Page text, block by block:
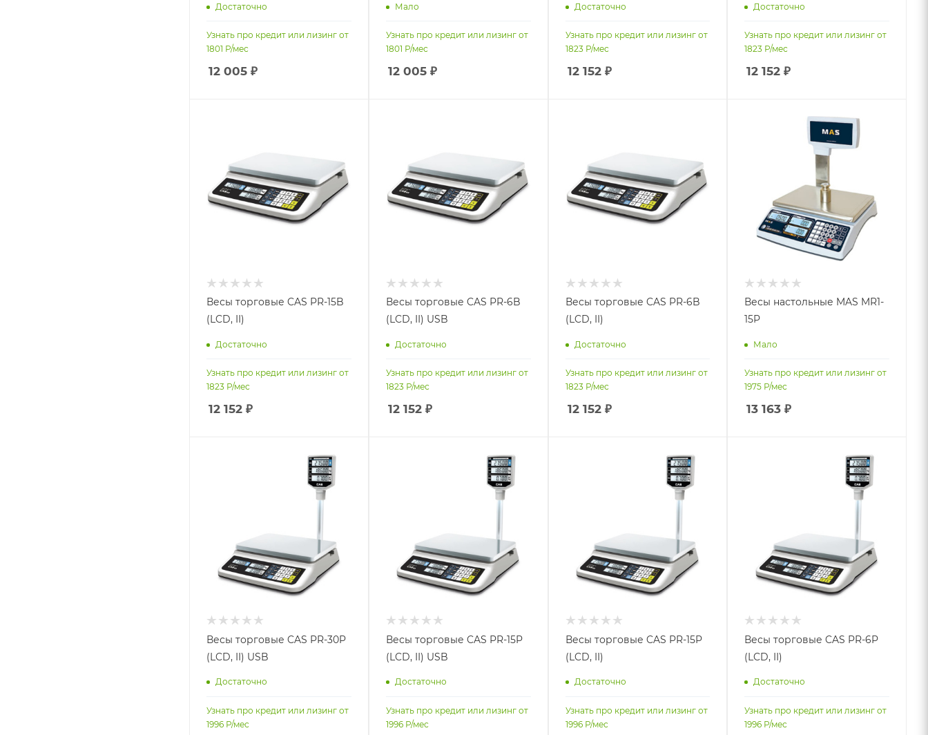
Достаточно
Узнать про кредит или лизинг от
1801 Р/мес
12 005 ₽
Мало
Узнать про кредит или лизинг от
1801 Р/мес
12 005₽
Достаточно
Узнать про кредит или лизинг от
1823Р/мес
12 152₽
Достаточно
Узнать про кредит или лизинг от
1823 Р/мес
12 152 ₽
Весы торговые CAS PR-15B
(LCD, II)
Достаточно
Узнать про кредит или лизинг от
1823 Р/мес
12 152 ₽
Весы торговые CAS PR-6B
(LCD, II) USB
Достаточно
Узнать про кредит или лизинг от
1823Р/мес
12 152₽
Весы торговые CAS PR-6B
(LCD, II)
Достаточно
Узнать про кредит или лизинг от
1823Р/мес
12 152₽
Весы настольные MAS MR1-
15P
Мало
Узнать про кредит или лизинг от
1975 Р/мес
13 163 ₽
Весы торговые CAS PR-30P
(LCD, II) USB
Достаточно
Узнать про кредит или лизинг от
1996 Р/мес
Весы торговые CAS PR-15P
(LCD, II) USB
Достаточно
Узнать про кредит или лизинг от
1996Р/мес
Весы торговые CAS PR-15P
(LCD, II)
Достаточно
Узнать про кредит или лизинг от
1996Р/мес
Весы торговые CAS PR-6P
(LCD, II)
Достаточно
Узнать про кредит или лизинг от
1996 Р/мес